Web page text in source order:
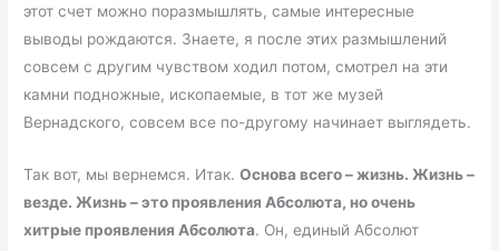
этот счет можно поразмышлять, самые интересные
выводы рождаются. Знаете, я после этих размышлений
совсем с другим чувством ходил потом, смотрел на эти
камни подножные, ископаемые, в тот же музей
Вернадского, совсем все по-другому начинает выглядеть.
Так вот, мы вернемся. Итак.Основа всего – жизнь. Жизнь –
везде. Жизнь – это проявления Абсолюта, но очень
хитрые проявления Абсолюта. Он, единый Абсолют